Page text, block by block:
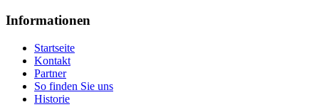
Informationen
Startseite
Kontakt
Partner
So finden Sie uns
Historie